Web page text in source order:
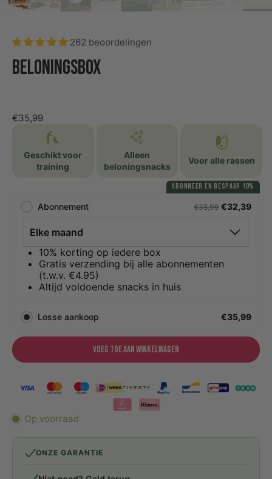
262 beoordelingen
Beloningsbox
€35,99
Geschikt voor
training
Alleen
beloningsnacks
Voor alle rassen
ABONNEER EN BESPAAR 10%
Abonnement €35,99 €32,39
10% korting op iedere box
Gratis verzending bij alle abonnementen
(t.w.v. €4.95)
Altijd voldoende snacks in huis
Losse aankoop €35,99
Voeg toe aan winkelwagen
Op voorraad
ONZE GARANTIE